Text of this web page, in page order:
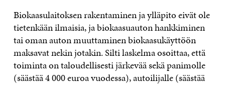
Biokaasulaitoksen rakentaminen ja ylläpito eivät ole
tietenkään ilmaisia, ja biokaasuauton hankkiminen
tai oman auton muuttaminen biokaasukäyttöön
maksavat nekin jotakin. Silti laskelma osoittaa, että
toiminta on taloudellisesti järkevää sekä panimolle
(säästää 4 000 euroa vuodessa), autoilijalle (säästää